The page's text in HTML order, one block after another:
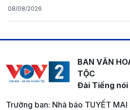
08/08/2026
BAN VĂN
TỘC
Đài Tiếng nói
Trưởng ban: Nhà báo TUYẾT MAI